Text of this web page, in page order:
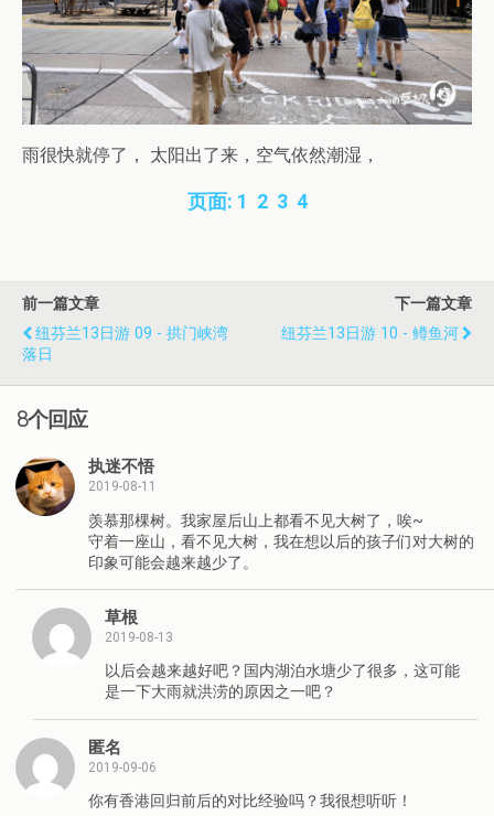
雨很快就停了， 太阳出了来，空气依然潮湿，
页面: 1 2 3 4
前一篇文章
纽芬兰13日游 09 - 拱门峡湾
落日
下一篇文章
纽芬兰13日游 10 - 鳟鱼河
8个回应
执迷不悟
2019-08-11
羡慕那棵树。我家屋后山上都看不见大树了，唉~
守着一座山，看不见大树，我在想以后的孩子们对大树的
印象可能会越来越少了。
草根
2019-08-13
以后会越来越好吧？国内湖泊水塘少了很多，这可能
是一下大雨就洪涝的原因之一吧？
匿名
2019-09-06
你有香港回归前后的对比经验吗？我很想听听！